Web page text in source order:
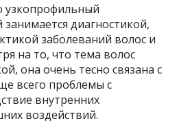
узкопрофильный
диагностикой,
заболеваний волос и
на то, что тема волос
она очень тесно связана с
всего проблемы с
внутренних
воздействий.